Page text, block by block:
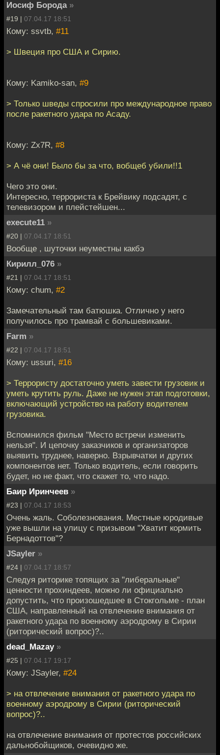
Иосиф Борода »
#19 | 07.04.17 18:51
Кому: ssvtb, #11
> Швеция про США и Сирию.
Кому: Kamiko-san, #9
> Только шведы спросили про международное право
после ракетного удара по Асаду.
Кому: Zx7R, #8
> А чё они! Было бы за что, вобщеб убили!!1
Чего это они.
Интересно, террориста к Брейвику подсадят, с
телевизором и плейстейшен...
execute11 »
#20 | 07.04.17 18:51
Вообще , шуточки неуместны какбэ
Кирилл_076 »
#21 | 07.04.17 18:51
Кому: chum, #2
Замечательный там батюшка. Отлично у него
получилось про трамвай с большевиками.
Farm »
#22 | 07.04.17 18:51
Кому: ussuri, #16
> Террористу достаточно уметь завести грузовик и
уметь крутить руль. Даже не нужен этап подготовки,
включающий устройство на работу водителем
грузовика.
Вспомнился фильм "Место встречи изменить
нельзя". И цепочку заказчиков и организаторов
выявить труднее, наверно. Взрывчатки и других
компонентов нет. Только водитель, если говорить
будет, но не факт, что скажет то, что надо.
Баир Иринчеев »
#23 | 07.04.17 18:53
Очень жаль. Соболезнования. Местные юродивые
уже вышли на улицу с призывом "Хватит кормить
Бернадоттов"?
JSayler »
#24 | 07.04.17 18:57
Следуя риторике топящих за "либеральные"
ценности прохиндеев, можно ли официально
допустить, что произошедшее в Стокгольме - план
США, направленный на отвлечение внимания от
ракетного удара по военному аэродрому в Сирии
(риторический вопрос)?..
dead_Mazay »
#25 | 07.04.17 19:17
Кому: JSayler, #24
> на отвлечение внимания от ракетного удара по
военному аэродрому в Сирии (риторический
вопрос)?..
на отвлечение внимания от протестов российских
дальнобойщиков, очевидно же.